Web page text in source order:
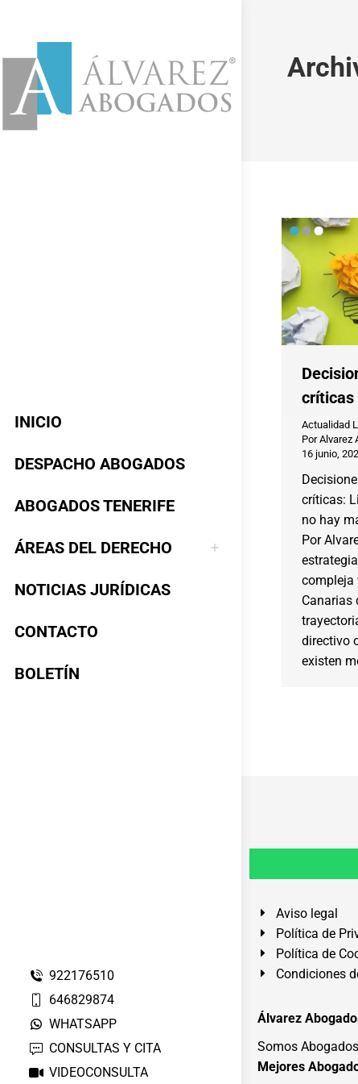
INICIO
DESPACHO ABOGADOS
ABOGADOS TENERIFE
ÁREAS DEL DERECHO
NOTICIAS JURÍDICAS
CONTACTO
BOLETÍN
922176510
646829874
WHATSAPP
CONSULTAS Y CITA
VIDEOCONSULTA
críticas
Actualidad
PorAlvarez
16 junio,
críticas:
no hay
Por
compleja
Canarias
directivo
existen
Aviso legal
Política de
Política de
Condiciones
Álvarez
Somos
Mejores